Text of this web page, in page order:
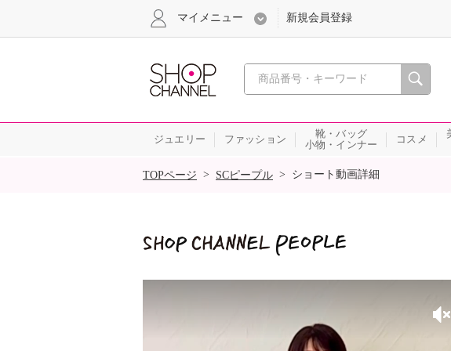
心おどる、瞬間を。通販・テ
マイメニュー 新規会員登録
ジュエリー ファッション
靴・バッグ
小物・インナー
コスメ
SALE
TOPページ > SCピープル > ショート動画詳細